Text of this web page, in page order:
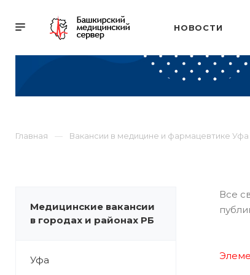
НОВОСТИ
Главная Вакансии в медицине и фармацевтике
Медицинские вакансии
в городах и районах РБ
Уфа
Все